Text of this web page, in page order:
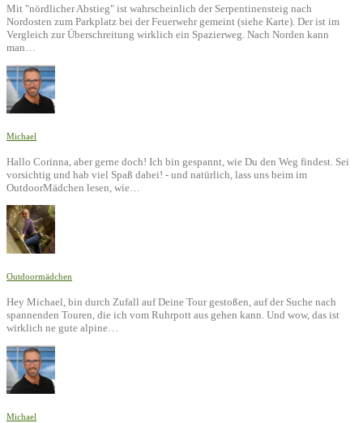
Mit "nördlicher Abstieg" ist wahrscheinlich der Serpentinensteig nach
Nordosten zum Parkplatz bei der Feuerwehr gemeint (siehe Karte). Der ist im
Vergleich zur Überschreitung wirklich ein Spazierweg. Nach Norden kann
man…
Michael
Hallo Corinna, aber gerne doch! Ich bin gespannt, wie Du den Weg findest. Sei
vorsichtig und hab viel Spaß dabei! - und natürlich, lass uns beim im
OutdoorMädchen lesen, wie…
Outdoormädchen
Hey Michael, bin durch Zufall auf Deine Tour gestoßen, auf der Suche nach
spannenden Touren, die ich vom Ruhrpott aus gehen kann. Und wow, das ist
wirklich ne gute alpine…
Michael